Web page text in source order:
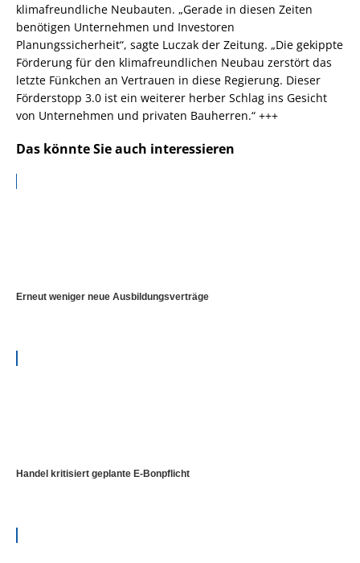
klimafreundliche Neubauten. „Gerade in diesen Zeiten
benötigen Unternehmen und Investoren
Planungssicherheit“, sagte Luczak der Zeitung. „Die gekippte
Förderung für den klimafreundlichen Neubau zerstört das
letzte Fünkchen an Vertrauen in diese Regierung. Dieser
Förderstopp 3.0 ist ein weiterer herber Schlag ins Gesicht
von Unternehmen und privaten Bauherren.“ +++
Das könnte Sie auch interessieren
Erneut weniger neue Ausbildungsverträge
Handel kritisiert geplante E-Bonpflicht